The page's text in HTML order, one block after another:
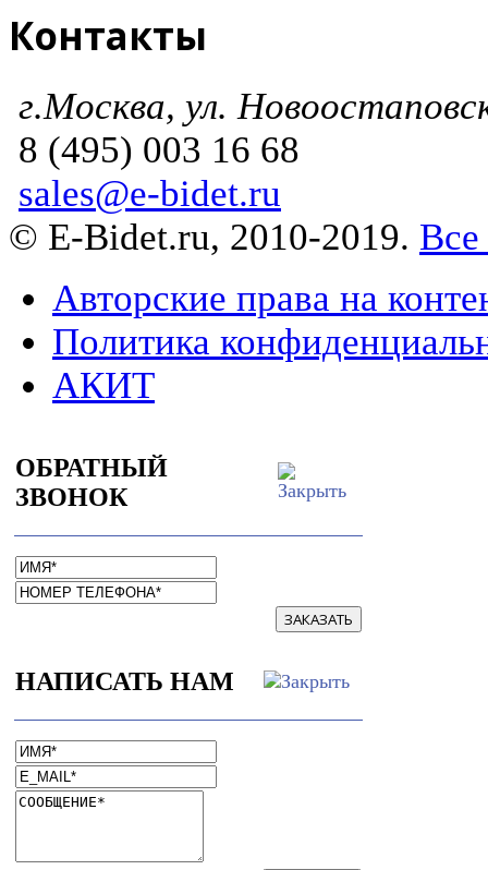
Контакты
г.Москва, ул.
8 (495) 003 16 68
sales@e-bidet.ru
© E-Bidet.ru, 2010-2019.
Авторские права на
Политика
АКИТ
ОБРАТНЫЙ
ЗВОНОК
ЗАКАЗАТЬ
НАПИСАТЬ НАМ